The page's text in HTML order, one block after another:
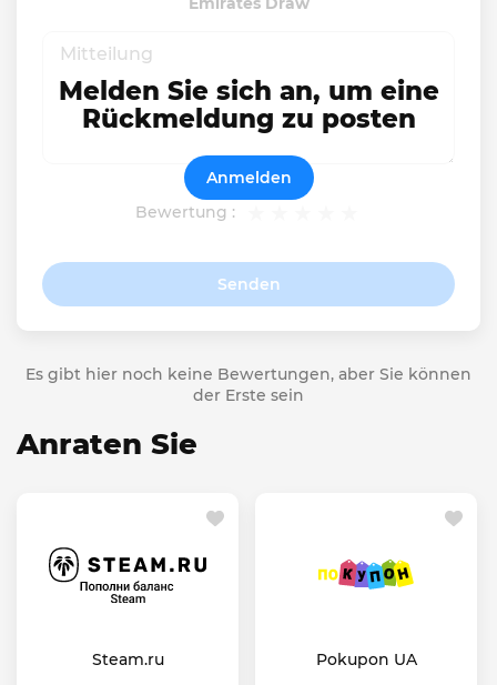
Bewertung :
Senden
Melden Sie sich an, um eine
Rückmeldung zu posten
Anmelden
Es gibt hier noch keine Bewertungen, aber Sie können
der Erste sein
Anraten Sie
Steam.ru Pokupon UA